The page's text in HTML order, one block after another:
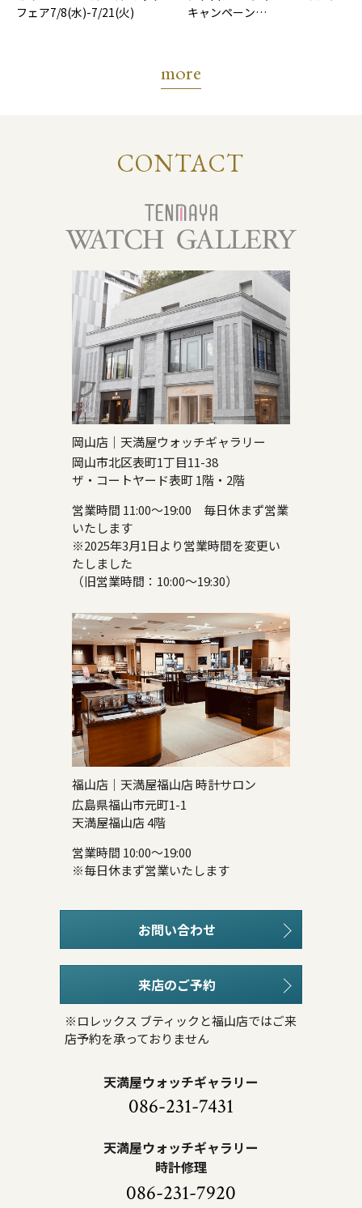
フェア7/8(水)-7/21(火)
キャンペーン
more
CONTACT
岡山店｜天満屋ウォッチギャラリー
岡山市北区表町1丁目11-38
ザ・コートヤード表町 1階・2階
営業時間 11:00～19:00 毎日休まず営業
いたします
※2025年3月1日より営業時間を変更い
たしました
（旧営業時間：10:00～19:30）
福山店｜天満屋福山店 時計サロン
広島県福山市元町1-1
天満屋福山店 4階
営業時間 10:00～19:00
※毎日休まず営業いたします
お問い合わせ
来店のご予約
※ロレックス ブティックと福山店ではご来
店予約を承っておりません
天満屋ウォッチギャラリー
086-231-7431
天満屋ウォッチギャラリー
時計修理
086-231-7920